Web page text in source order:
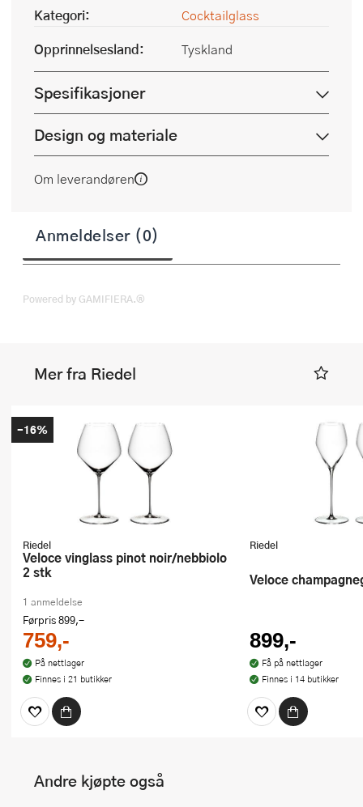
Kategori:
Cocktailglass
Opprinnelsesland:
Tyskland
Spesifikasjoner
Design og materiale
Om leverandøren
Anmeldelser (0)
Powered by GAMIFIERA.®
Mer fra Riedel
Riedel
Veloce vinglass pinot noir/nebbiolo
2 stk
1 anmeldelse
Førpris899,-
759,-
På nettlager
Finnes i 21 butikker
-16%
Riedel
Veloce
899,-
Få på nettlager
Finnes i 14 butikker
Andre kjøpte også